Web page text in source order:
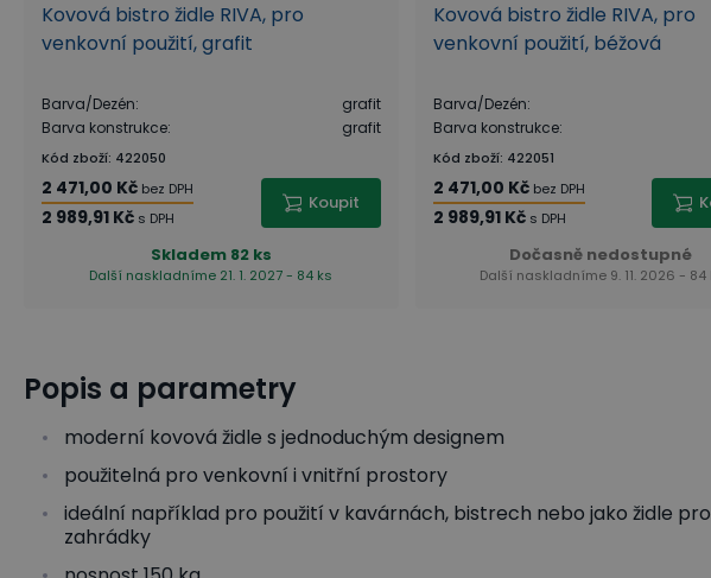
Kovová bistro židle RIVA, pro
venkovní použití, grafit
Barva/Dezén:
grafit
Barva konstrukce: grafit
Kód zboží: 422050
2 471,00 Kč bez DPH
2 989,91 Kč s DPH
Koupit
Skladem 82 ks
Další naskladníme 21. 1. 2027 - 84 ks
Kovová bistro židle RIVA, pro
venkovní použití, béžová
Barva/Dezén:
Barva konstrukce:
Kód zboží: 422051
2 471,00 Kč bez DPH
2 989,91 Kč s DPH
Dočasně nedostupné
Další naskladníme 9. 11. 2026 - 84
Popis a parametry
moderní kovová židle s jednoduchým designem
použitelná pro venkovní i vnitřní prostory
ideální například pro použití v kavárnách, bistrech nebo jako židle
zahrádky